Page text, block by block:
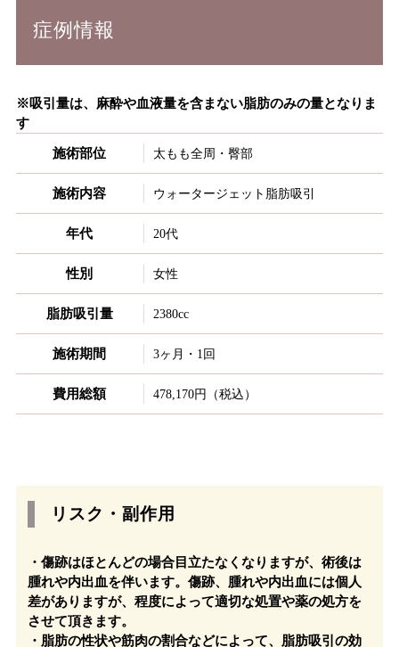
症例情報
※吸引量は、麻酔や血液量を含まない脂肪のみの量となりま
す
施術部位 太もも全周・臀部
施術内容 ウォータージェット脂肪吸引
年代 20代
性別 女性
脂肪吸引量 2380cc
施術期間 3ヶ月・1回
費用総額 478,170円（税込）
リスク・副作用
・傷跡はほとんどの場合目立たなくなりますが、術後は
腫れや内出血を伴います。傷跡、腫れや内出血には個人
差がありますが、程度によって適切な処置や薬の処方を
させて頂きます。
・脂肪の性状や筋肉の割合などによって、脂肪吸引の効